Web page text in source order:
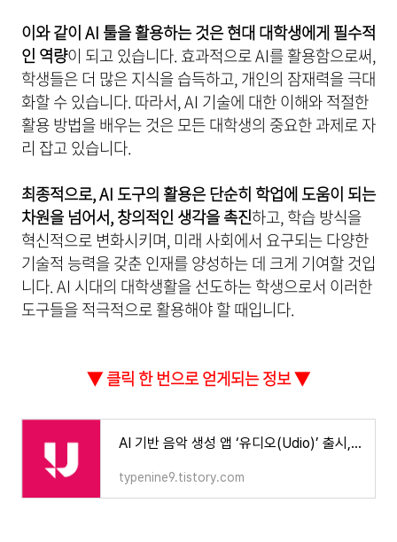
이와 같이 AI 툴을 활용하는 것은 현대 대학생에게 필수적
인 역량이 되고 있습니다. 효과적으로 AI를 활용함으로써,
학생들은 더 많은 지식을 습득하고, 개인의 잠재력을 극대
화할 수 있습니다. 따라서, AI 기술에 대한 이해와 적절한
활용 방법을 배우는 것은 모든 대학생의 중요한 과제로 자
리 잡고 있습니다.
최종적으로, AI 도구의 활용은 단순히 학업에 도움이 되는
차원을 넘어서, 창의적인 생각을 촉진하고, 학습 방식을
혁신적으로 변화시키며, 미래 사회에서 요구되는 다양한
기술적 능력을 갖춘 인재를 양성하는 데 크게 기여할 것입
니다. AI 시대의 대학생활을 선도하는 학생으로서 이러한
도구들을 적극적으로 활용해야 할 때입니다.
▼ 클릭 한 번으로 얻게되는 정보 ▼
AI 기반 음악 생성 앱 ‘유디오(Udio)’ 출시, 가격, 사용법, 꿀팁
typenine9.tistory.com